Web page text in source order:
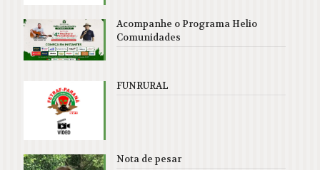
Acompanhe o Programa Helio
Comunidades
FUNRURAL
Nota de pesar